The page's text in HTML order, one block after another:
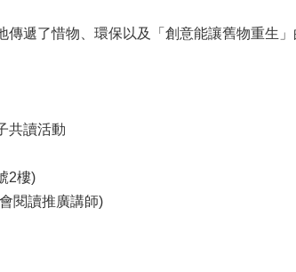
傳遞了惜物、環保以及「創意能讓舊物重生
共讀活動
2樓)
閱讀推廣講師)